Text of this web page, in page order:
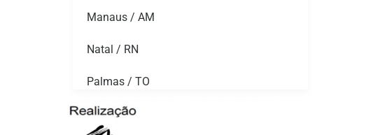
Manaus / AM
Natal / RN
Palmas / TO
Porto Alegre / RS